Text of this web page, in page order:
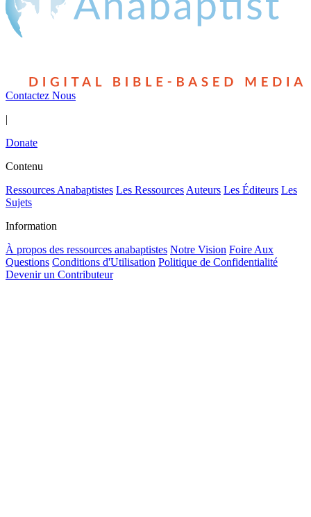
Contactez Nous
|
Donate
Contenu
Ressources Anabaptistes Les Ressources Auteurs Les Éditeurs Les
Sujets
Information
À propos des ressources anabaptistes Notre Vision Foire Aux
Questions Conditions d'Utilisation Politique de Confidentialité
Devenir un Contributeur